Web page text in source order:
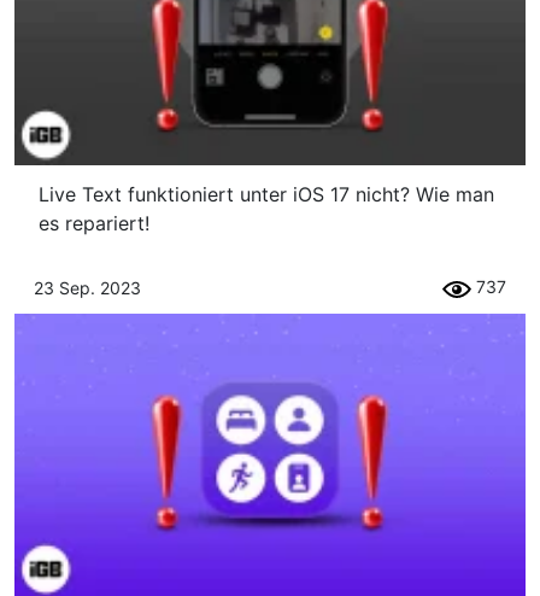
Live Text funktioniert unter iOS 17 nicht? Wie man
es repariert!
23 Sep. 2023 737